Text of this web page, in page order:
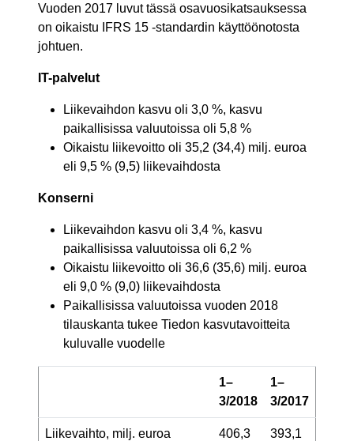
Vuoden 2017 luvut tässä osavuosikatsauksessa
on oikaistu IFRS 15 -standardin käyttöönotosta
johtuen.
IT-palvelut
Liikevaihdon kasvu oli 3,0 %, kasvu
paikallisissa valuutoissa oli 5,8 %
Oikaistu liikevoitto oli 35,2 (34,4) milj. euroa
eli 9,5 % (9,5) liikevaihdosta
Konserni
Liikevaihdon kasvu oli 3,4 %, kasvu
paikallisissa valuutoissa oli 6,2 %
Oikaistu liikevoitto oli 36,6 (35,6) milj. euroa
eli 9,0 % (9,0) liikevaihdosta
Paikallisissa valuutoissa vuoden 2018
tilauskanta tukee Tiedon kasvutavoitteita
kuluvalle vuodelle
1–
3/2018
1–
3/2017
Liikevaihto, milj. euroa 406,3 393,1